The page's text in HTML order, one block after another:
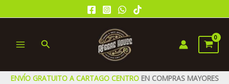
al
MENU
Buscar
ENVÍO GRATUITO A CARTAGO CENTRO EN COMPRAS MAYORES